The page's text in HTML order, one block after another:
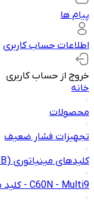
پیام ها
اطلاعات حساب کاربری
خروج از حساب کاربری
خانه
محصولات
تجهیزات فشار ضعیف
کلیدهای مینیاتوری (MCB)
C60N - Multi9 - کلید مینیاتوری - چهار پل - 32A - منحنی C